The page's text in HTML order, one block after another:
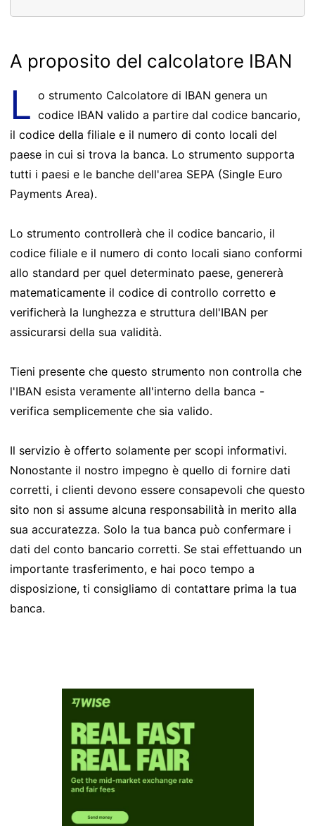
A proposito del calcolatore IBAN
L o strumento Calcolatore di IBAN genera un
codice IBAN valido a partire dal codice bancario,
il codice della filiale e il numero di conto locali del
paese in cui si trova la banca. Lo strumento supporta
tutti i paesi e le banche dell'area SEPA (Single Euro
Payments Area).
Lo strumento controllerà che il codice bancario, il
codice filiale e il numero di conto locali siano conformi
allo standard per quel determinato paese, genererà
matematicamente il codice di controllo corretto e
verificherà la lunghezza e struttura dell'IBAN per
assicurarsi della sua validità.
Tieni presente che questo strumento non controlla che
l'IBAN esista veramente all'interno della banca -
verifica semplicemente che sia valido.
Il servizio è offerto solamente per scopi informativi.
Nonostante il nostro impegno è quello di fornire dati
corretti, i clienti devono essere consapevoli che questo
sito non si assume alcuna responsabilità in merito alla
sua accuratezza. Solo la tua banca può confermare i
dati del conto bancario corretti. Se stai effettuando un
importante trasferimento, e hai poco tempo a
disposizione, ti consigliamo di contattare prima la tua
banca.